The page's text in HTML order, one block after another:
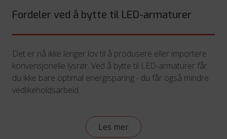
Fordeler ved å bytte til LED-armaturer
Det er nå ikke lenger lov til å produsere eller importere
konvensjonelle lysrør. Ved å bytte til LED-armaturer får
du ikke bare optimal energisparing - du får også mindre
vedlikeholdsarbeid.
Les mer